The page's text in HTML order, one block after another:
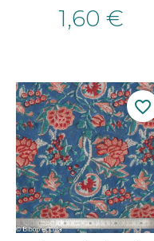
1,60 €
favorite_border